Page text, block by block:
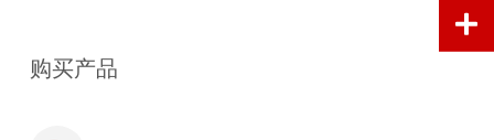
购买产品